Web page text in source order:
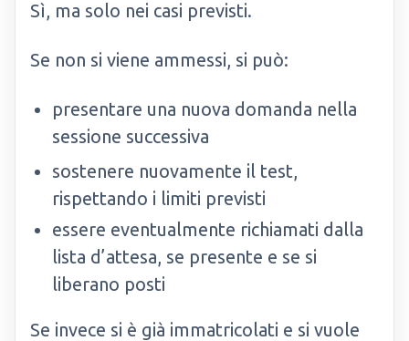
Sì, ma solo nei casi previsti.
Se non si viene ammessi, si può:
presentare una nuova domanda nella
sessione successiva
sostenere nuovamente il test,
rispettando i limiti previsti
essere eventualmente richiamati dalla
lista d’attesa, se presente e se si
liberano posti
Se invece si è già immatricolati e si vuole